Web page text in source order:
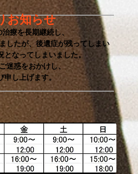
お知らせ
療を長期継続し、
が、後遺症が残ってしまい
ってしまいました。
惑をおかけし、
申し上げます。